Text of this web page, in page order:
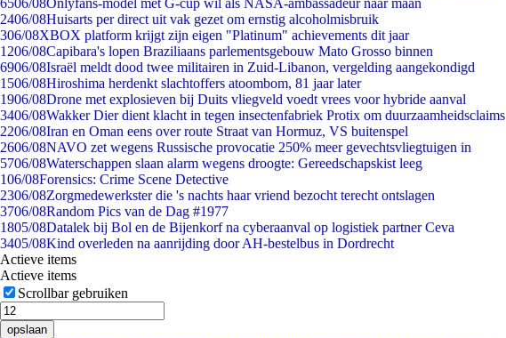
6506/08Onlyfans-model met G-cup wil als NASA-ambassadeur naar maan
2406/08Huisarts per direct uit vak gezet om ernstig alcoholmisbruik
306/08XBOX platform krijgt zijn eigen "Platinum" achievements dit jaar
1206/08Capibara's lopen Braziliaans parlementsgebouw Mato Grosso binnen
6906/08Israël meldt dood twee militairen in Zuid-Libanon, vergelding aangekondigd
1506/08Hiroshima herdenkt slachtoffers atoombom, 81 jaar later
1906/08Drone met explosieven bij Duits vliegveld voedt vrees voor hybride aanval
3406/08Wakker Dier dient klacht in tegen insectenfabriek Protix om duurzaamheidsclaims
2206/08Iran en Oman eens over route Straat van Hormuz, VS buitenspel
2606/08NAVO zet wegens Russische provocatie 250% meer gevechtsvliegtuigen in
5706/08Waterschappen slaan alarm wegens droogte: Gereedschapskist leeg
106/08Forensics: Crime Scene Detective
2306/08Zorgmedewerkster die 's nachts haar vriend bezocht terecht ontslagen
3706/08Random Pics van de Dag #1977
1805/08Datalek bij Bol en de Bijenkorf na cyberaanval op logistiek partner Ceva
3405/08Kind overleden na aanrijding door AH-bestelbus in Dordrecht
Actieve items
Actieve items
Scrollbar gebruiken
opslaan